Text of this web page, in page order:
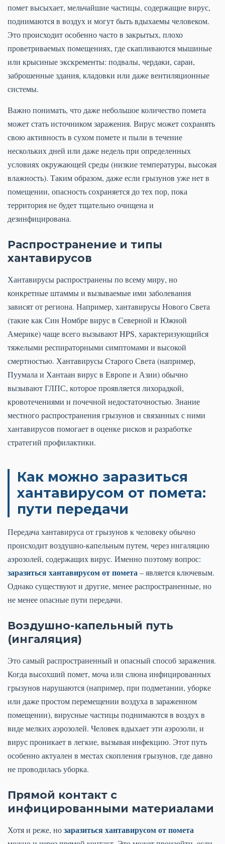
помет высыхает, мельчайшие частицы, содержащие вирус,
поднимаются в воздух и могут быть вдыхаемы человеком.
Это происходит особенно часто в закрытых, плохо
проветриваемых помещениях, где скапливаются мышиные
или крысиные экскременты: подвалы, чердаки, сараи,
заброшенные здания, кладовки или даже вентиляционные
системы.
Важно понимать, что даже небольшое количество помета
может стать источником заражения. Вирус может сохранять
свою активность в сухом помете и пыли в течение
нескольких дней или даже недель при определенных
условиях окружающей среды (низкие температуры, высокая
влажность). Таким образом, даже если грызунов уже нет в
помещении, опасность сохраняется до тех пор, пока
территория не будет тщательно очищена и
дезинфицирована.
Распространение и типы
хантавирусов
Хантавирусы распространены по всему миру, но
конкретные штаммы и вызываемые ими заболевания
зависят от региона. Например, хантавирусы Нового Света
(такие как Син Номбре вирус в Северной и Южной
Америке) чаще всего вызывают HPS, характеризующийся
тяжелыми респираторными симптомами и высокой
смертностью. Хантавирусы Старого Света (например,
Пуумала и Хантаан вирус в Европе и Азии) обычно
вызывают ГЛПС, которое проявляется лихорадкой,
кровотечениями и почечной недостаточностью. Знание
местного распространения грызунов и связанных с ними
хантавирусов помогает в оценке рисков и разработке
стратегий профилактики.
Как можно заразиться
хантавирусом от помета:
пути передачи
Передача хантавируса от грызунов к человеку обычно
происходит воздушно-капельным путем, через ингаляцию
аэрозолей, содержащих вирус. Именно поэтому вопрос:
заразиться хантавирусом от помета– является ключевым.
Однако существуют и другие, менее распространенные, но
не менее опасные пути передачи.
Воздушно-капельный путь
(ингаляция)
Это самый распространенный и опасный способ заражения.
Когда высохший помет, моча или слюна инфицированных
грызунов нарушаются (например, при подметании, уборке
или даже простом перемещении воздуха в зараженном
помещении), вирусные частицы поднимаются в воздух в
виде мелких аэрозолей. Человек вдыхает эти аэрозоли, и
вирус проникает в легкие, вызывая инфекцию. Этот путь
особенно актуален в местах скопления грызунов, где давно
не проводилась уборка.
Прямой контакт с
инфицированными материалами
Хотя и реже, нозаразиться хантавирусом от помета